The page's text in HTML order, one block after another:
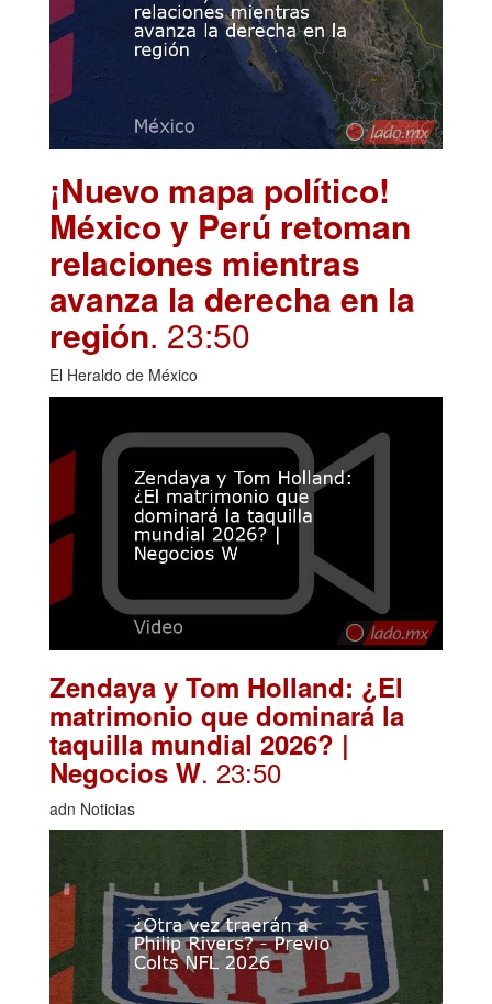
¡Nuevo mapa político!
México y Perú retoman
relaciones mientras
avanza la derecha en la
región. 23:50
El Heraldo de México
Zendaya y Tom Holland: ¿El
matrimonio que dominará la
taquilla mundial 2026? |
Negocios W. 23:50
adn Noticias